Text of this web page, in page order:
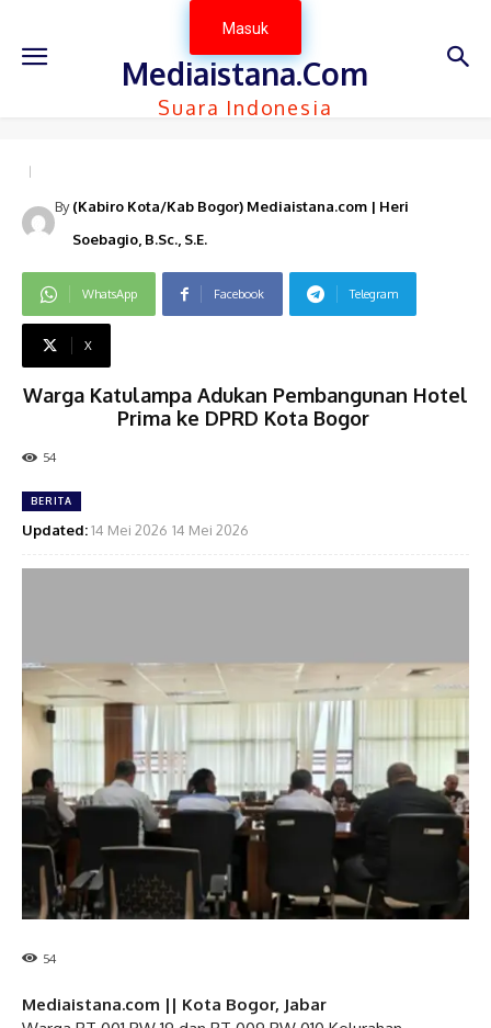
Masuk
Mediaistana.Com
Suara Indonesia
By (Kabiro Kota/Kab Bogor) Mediaistana.com | Heri
Soebagio, B.Sc., S.E.
WhatsApp Facebook Telegram
X
Warga Katulampa Adukan Pembangunan Hotel
Prima ke DPRD Kota Bogor ‎
54
BERITA
Updated:14 Mei 2026 14 Mei 2026
54
Mediaistana.com || Kota Bogor, Jabar